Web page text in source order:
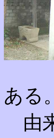
ある。
由